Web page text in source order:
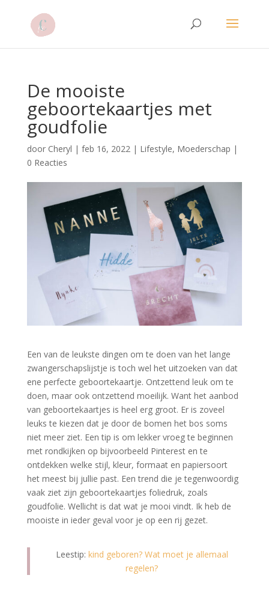
De mooiste
geboortekaartjes met
goudfolie
door Cheryl | feb 16, 2022| Lifestyle, Moederschap |
0 Reacties
Een van de leukste dingen om te doen van het lange
zwangerschapslijstje is toch wel het uitzoeken van dat
ene perfecte geboortekaartje. Ontzettend leuk om te
doen, maar ook ontzettend moeilijk. Want het aanbod
van geboortekaartjes is heel erg groot. Er is zoveel
leuks te kiezen dat je door de bomen het bos soms
niet meer ziet. Een tip is om lekker vroeg te beginnen
met rondkijken op bijvoorbeeld Pinterest en te
ontdekken welke stijl, kleur, formaat en papiersoort
het meest bij jullie past. Een trend die je tegenwoordig
vaak ziet zijn geboortekaartjes foliedruk, zoals
goudfolie. Wellicht is dat wat je mooi vindt. Ik heb de
mooiste in ieder geval voor je op een rij gezet.
Leestip: kind geboren? Wat moet je allemaal
regelen?